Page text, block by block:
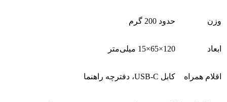
وزن حدود 200 گرم
ابعاد 120×65×15 میلی‌متر
اقلام همراه کابل USB-C، دفترچه راهنما